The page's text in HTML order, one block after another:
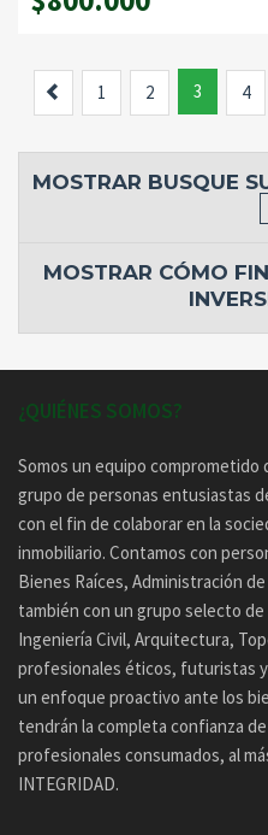
Previous
1 2 3 4
MOSTRAR BUSQUE
MOSTRAR CÓMO
¿QUIÉNES SOMOS?
Somos un equipo
grupo de personas entusiastas
con el fin de colaborar en la
inmobiliario. Contamos con
Bienes Raíces, Administración
también con un grupo selecto de
Ingeniería Civil, Arquitectura,
profesionales éticos, futuristas
un enfoque proactivo ante los
tendrán la completa confianza
profesionales consumados, al
INTEGRIDAD.